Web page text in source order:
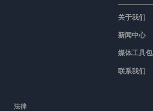
关于我们
新闻中心
媒体工具包
联系我们
法律